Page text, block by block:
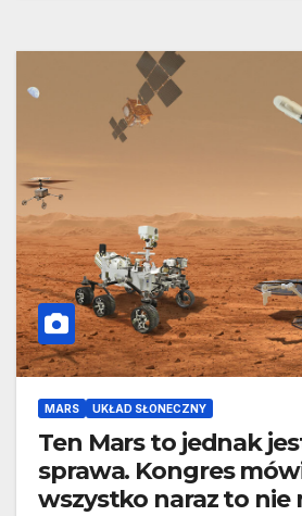
MARS UKŁAD SŁONECZNY
Ten Mars to jednak
sprawa. Kongres
wszystko naraz to nie